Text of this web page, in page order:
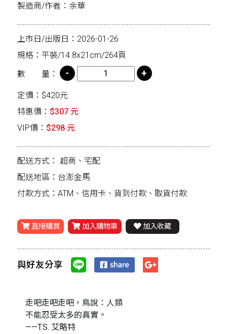
製造商/作者：余華
上市日/出版日：2026-01-26
規格：平裝/14.8x21cm/264頁
數 量：
定價：$420元
特惠價： $307 元
VIP價： $298 元
配送方式： 超商、宅配
配送地區：台澎金馬
付款方式：ATM、信用卡、貨到付款、取貨付款
直接購買 加入購物車 加入收藏
與好友分享
走吧走吧走吧，鳥說：人類
不能忍受太多的真實。
——T.S. 艾略特